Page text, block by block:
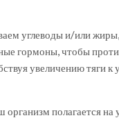
углеводы и/или
гормоны, чтобы
увеличению тяги к
организм полагается